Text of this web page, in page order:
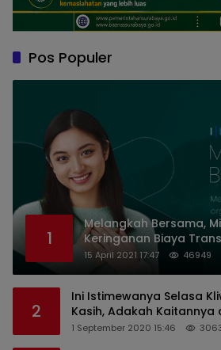
Pos Populer
1
Melangkah Bersama,
Keringanan Biaya
Nirlaba Indonesia
15 April 2021 17:47 46949
2
Ini Istimewanya Selasa
Kasih, Adakah
PDIP?
1 September 2020 15:46